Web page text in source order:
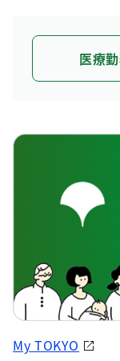
医療
My TOKYO